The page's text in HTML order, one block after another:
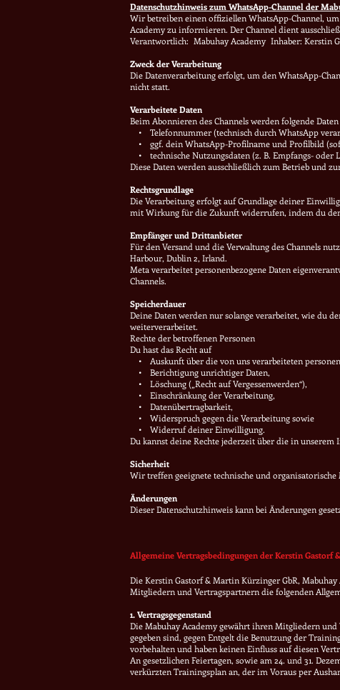
Datenschutzhinweis zum WhatsApp-Channel der
Wir betreiben einen offiziellen WhatsApp-Channel,
Academy zu informieren. Der Channel dient
Verantwortlich: Mabuhay Academy Inhaber: Kerstin
Zweck der Verarbeitung
Die Datenverarbeitung erfolgt, um den WhatsApp-
nicht statt.
Verarbeitete Daten
Beim Abonnieren des Channels werden folgende
• Telefonnummer (technisch durch WhatsApp
• ggf. dein WhatsApp-Profilname und Profilbild
• technische Nutzungsdaten (z. B. Empfangs- oder
Diese Daten werden ausschließlich zum Betrieb und
Rechtsgrundlage
Die Verarbeitung erfolgt auf Grundlage deiner
mit Wirkung für die Zukunft widerrufen, indem du den
Empfänger und Drittanbieter
Für den Versand und die Verwaltung des Channels
Harbour, Dublin 2, Irland.
Meta verarbeitet personenbezogene Daten
Channels.
Speicherdauer
Deine Daten werden nur solange verarbeitet, wie du
weiterverarbeitet.
Rechte der betroffenen Personen
Du hast das Recht auf
• Auskunft über die von uns verarbeiteten
• Berichtigung unrichtiger Daten,
• Löschung („Recht auf Vergessenwerden“),
• Einschränkung der Verarbeitung,
• Datenübertragbarkeit,
• Widerspruch gegen die Verarbeitung sowie
• Widerruf deiner Einwilligung.
Du kannst deine Rechte jederzeit über die in unserem
Sicherheit
Wir treffen geeignete technische und
Änderungen
Dieser Datenschutzhinweis kann bei Änderungen
Allgemeine Vertragsbedingungen der Kerstin Gastorf
Die Kerstin Gastorf & Martin Kürzinger GbR,
Mitgliedern und Vertragspartnern die folgenden
1. Vertragsgegenstand
Die Mabuhay Academy gewährt ihren Mitgliedern
gegeben sind, gegen Entgelt die Benutzung der
vorbehalten und haben keinen Einfluss auf diesen
An gesetzlichen Feiertagen, sowie am 24. und 31.
verkürzten Trainingsplan an, der im Voraus per